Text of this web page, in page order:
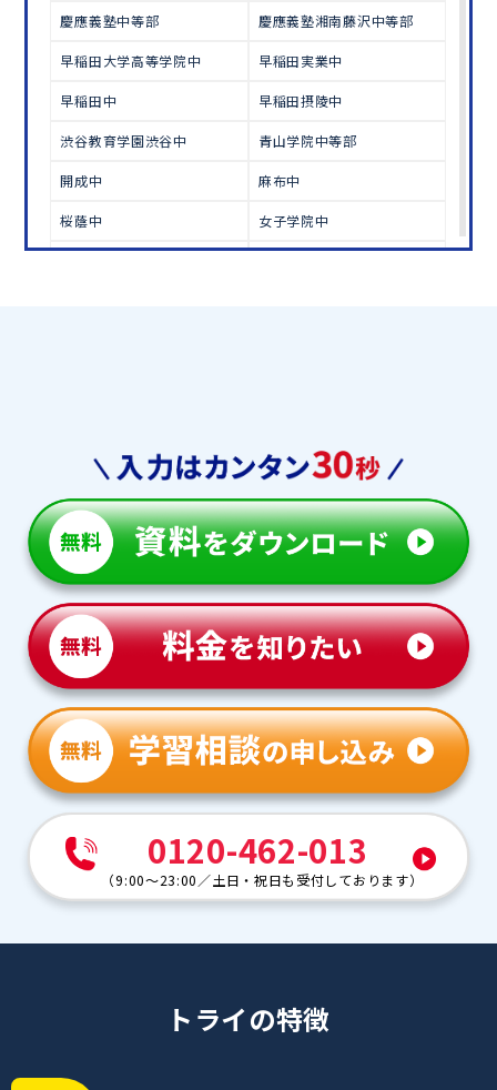
慶應義塾中等部 慶應義塾湘南藤沢中等部
早稲田大学高等学院中 早稲田実業中
早稲田中 早稲田摂陵中
渋谷教育学園渋谷中 青山学院中等部
開成中 麻布中
桜蔭中 女子学院中
都立 白鴎中 都立 桜修館中
都立 立川国際中 区立 九段中
学習院中等部 中央大学附属中
明治大学明治中 明治大学中野中
晃華学園中 光塩女子中
吉祥女子中 成城学園中
日本大学第一中 日本大学第二中
日本大学第三中 法政大学中
広尾学園中
立教池袋中 立教新座中
共立女子中 桐蔭学園中
成蹊中 香蘭女学校
九段中等教育学校 東京女学館中
栄東中
0120-462-013
（9:00～23:00 ／土日・祝日も受付しております）
トライの特徴